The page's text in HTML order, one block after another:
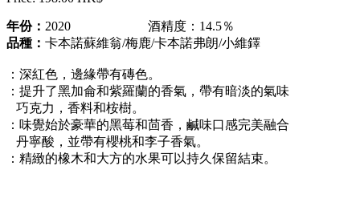
年份： 2020 酒精度：14.5％
品種： 卡本諾蘇維翁/梅鹿/卡本諾弗朗/小維鐸
：深紅色，邊緣帶有磚色。
：提升了黑加侖和紫羅蘭的香氣，帶有暗淡的氣味
巧克力，香料和桉樹。
：味覺始於豪華的黑莓和茴香，鹹味口感完美融合
丹寧酸，並帶有櫻桃和李子香氣。
：精緻的橡木和大方的水果可以持久保留結束。